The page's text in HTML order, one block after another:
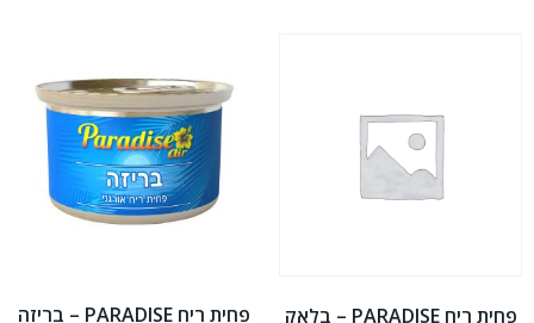
פחית ריח PARADISE – בלאק פחית ריח PARADISE – בריזה